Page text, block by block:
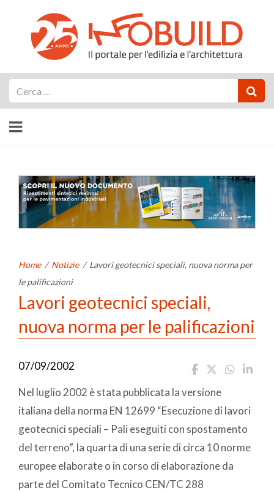
Home / Notizie / Lavori geotecnici speciali, nuova norma per
le palificazioni
Lavori geotecnici speciali,
nuova norma per le palificazioni
07/09/2002
Nel luglio 2002 è stata pubblicata la versione
italiana della norma EN 12699 “Esecuzione di lavori
geotecnici speciali – Pali eseguiti con spostamento
del terreno”, la quarta di una serie di circa 10 norme
europee elaborate o in corso di elaborazione da
parte del Comitato Tecnico CEN/TC 288